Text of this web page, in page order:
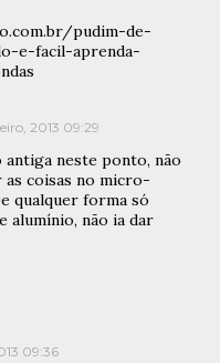
pudim-de-
e-facil-aprenda-
2013 09:29
antiga neste ponto, não
coisas no micro-
qualquer forma só
alumínio, não ia dar
09:36